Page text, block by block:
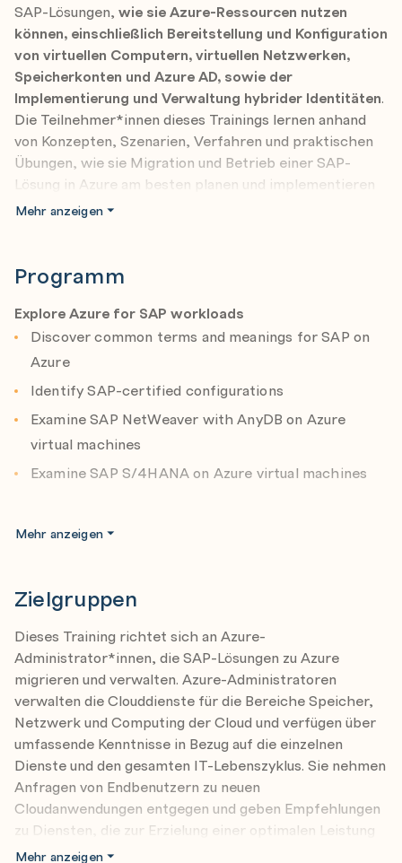
SAP-Lösungen, wie sie Azure-Ressourcen nutzen
können, einschließlich Bereitstellung und Konfiguration
von virtuellen Computern, virtuellen Netzwerken,
Speicherkonten und Azure AD, sowie der
Implementierung und Verwaltung hybrider Identitäten.
Die Teilnehmer*innen dieses Trainings lernen anhand
von Konzepten, Szenarien, Verfahren und praktischen
Übungen, wie sie Migration und Betrieb einer SAP-
Lösung in Azure am besten planen und implementieren
können. Sie erhalten Anleitungen zu Abonnements,
virtuelle Netzwerke, sichern Daten und geben sie frei,
verbinden Azure und lokale Standorte, verwalten den
Netzwerkdatenverkehr, implementieren Azure Active
Directory, schützen Identitäten und überwachen Ihre
Lösung.
Mehr anzeigen
Programm
Explore Azure for SAP workloads
Discover common terms and meanings for SAP on
Azure
Identify SAP-certified configurations
Examine SAP NetWeaver with AnyDB on Azure
virtual machines
Examine SAP S/4HANA on Azure virtual machines
Explore the foundations of IaaS for SAP on Azure
Explore Azure for SAP storage
Explore Azure for SAP databases
Explore Azure networking for SAP RISE
Explore the foundations of identity and governance
for SAP on Azure
Explore identity services for SAP on Azure
Explore remote management for SAP on Azure
Explore governance and manageability for SAP on
Azure
Mehr anzeigen
Zielgruppen
Dieses Training richtet sich an Azure-
Administrator*innen, die SAP-Lösungen zu Azure
migrieren und verwalten. Azure-Administratoren
verwalten die Clouddienste für die Bereiche Speicher,
Netzwerk und Computing der Cloud und verfügen über
umfassende Kenntnisse in Bezug auf die einzelnen
Dienste und den gesamten IT-Lebenszyklus. Sie nehmen
Anfragen von Endbenutzern zu neuen
Cloudanwendungen entgegen und geben Empfehlungen
zu Diensten, die zur Erzielung einer optimalen Leistung
und Skalierung verwendet werden sollten, sowie ggf. zur
Mehr anzeigen